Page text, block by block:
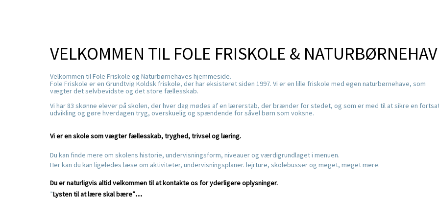
VELKOMMEN TIL FOLE FRISKOLE &
Velkommen til Fole Friskole og Naturbørnehaves hjemmeside.
Fole Friskole er en Grundtvig Koldsk friskole, der har eksisteret siden 1997. Vi er en lille friskole med egen naturbørnehave, som
vægter det selvbevidste og det store fællesskab.
Vi har 83 skønne elever på skolen, der hver dag mødes af en lærerstab, der brænder for stedet, og som er med til at sikre en
udvikling og gøre hverdagen tryg, overskuelig og spændende for såvel børn som voksne.
Vi er en skole som vægter fællesskab, tryghed, trivsel og læring.
Du kan finde mere om skolens historie, undervisningsform, niveauer og værdigrundlaget i menuen.
Her kan du kan ligeledes læse om aktiviteter, undervisningsplaner. lejrture, skolebusser og meget, meget mere.
Du er naturligvis altid velkommen til at kontakte os for yderligere oplysninger.
”Lysten til at lære skal bære”...